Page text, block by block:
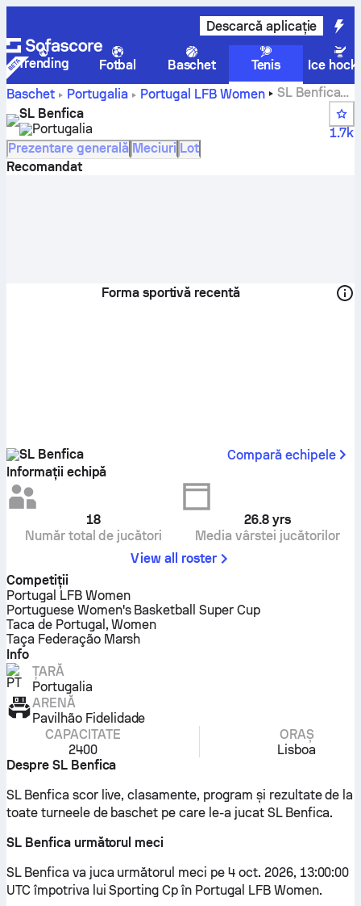
Descarcă aplicație
Trending Fotbal Baschet Tenis
Ice
Baschet
Portugalia Portugal LFB Women
SL Benfica
scoruri, clasamente, program și jucători
SL Benfica
Portugalia
1.7k
Prezentare generală Meciuri Lot
Recomandat
Forma sportivă recentă
SL Benfica
Compară echipele
Informații echipă
18
Număr total de jucători
26.8 yrs
Media vârstei jucătorilor
View all roster
Competiţii
Portugal LFB Women
Portuguese Women's Basketball Super Cup
Taca de Portugal, Women
Taça Federação Marsh
Info
ȚARĂ
Portugalia
ARENĂ
Pavilhão Fidelidade
CAPACITATE
2400
ORAȘ
Lisboa
Despre SL Benfica
SL Benfica scor live, clasamente, program și rezultate de la
toate turneele de baschet pe care le-a jucat SL Benfica.
SL Benfica următorul meci
SL Benfica va juca următorul meci pe 4 oct. 2026, 13:00:00
UTC împotriva lui Sporting Cp în Portugal LFB Women.